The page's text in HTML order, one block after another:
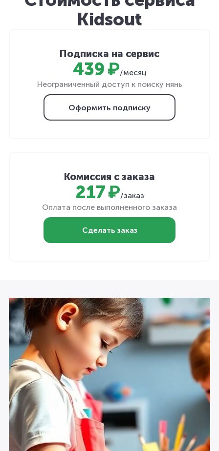
Kidsout
Подписка на сервис
439 ₽/месяц
Неограниченный доступ к поиску нянь
Оформить подписку
Комиссия с заказа
217 ₽/заказ
Оплата после выполненного заказа
Сделать заказ